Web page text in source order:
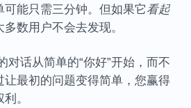
能只需三分钟。但如果它看起
数用户不会去发现。
对话从简单的“你好”开始，而不
最初的问题变得简单，您赢得
。